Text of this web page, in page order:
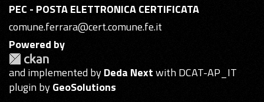
PEC - POSTA ELETTRONICA CERTIFICATA
comune.ferrara@cert.comune.fe.it
Powered by
and implemented byDeda Nextwith DCAT-AP_IT
plugin byGeoSolutions